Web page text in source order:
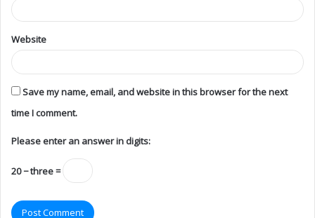
Website
Save my name, email, and website in this browser for the next
time I comment.
Please enter an answer in digits:
20 − three =